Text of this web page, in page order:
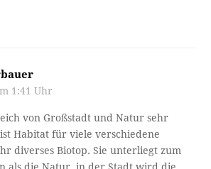
1:41 Uhr
von Großstadt und Natur sehr
Habitat für viele verschiedene
diverses Biotop. Sie unterliegt zum